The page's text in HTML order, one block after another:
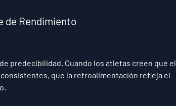
de Rendimiento
predecibilidad. Cuando los atletas creen que el
que la retroalimentación refleja el